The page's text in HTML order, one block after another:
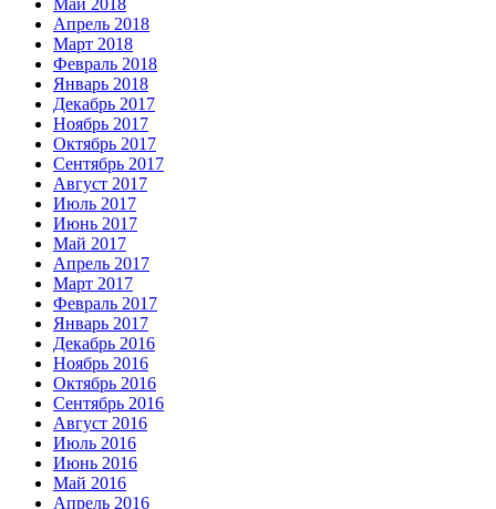
Апрель 2018
Март 2018
Февраль 2018
Январь 2018
Декабрь 2017
Ноябрь 2017
Октябрь 2017
Сентябрь 2017
Август 2017
Июль 2017
Июнь 2017
Май 2017
Апрель 2017
Март 2017
Февраль 2017
Январь 2017
Декабрь 2016
Ноябрь 2016
Октябрь 2016
Сентябрь 2016
Август 2016
Июль 2016
Июнь 2016
Май 2016
Апрель 2016